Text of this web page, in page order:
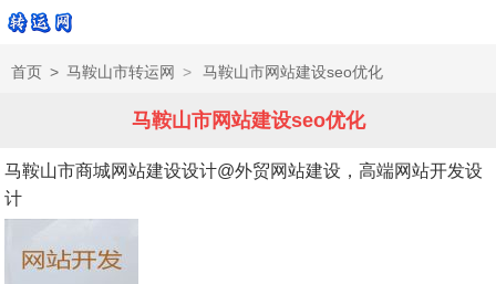
首页 > 马鞍山市转运网 > 马鞍山市网站建设seo优化
马鞍山市网站建设seo优化
马鞍山市商城网站建设设计@外贸网站建设，高端网站开发设
计